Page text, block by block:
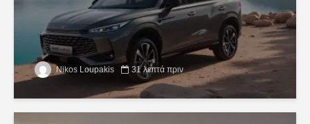
Nikos Loupakis 31 λεπτά πριν